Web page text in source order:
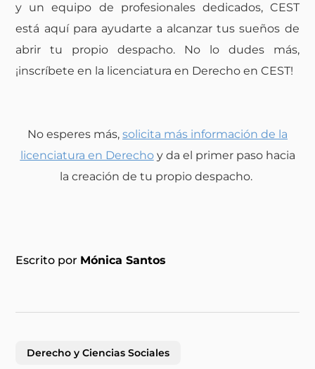
y un equipo de profesionales dedicados, CEST
está aquí para ayudarte a alcanzar tus sueños de
abrir tu propio despacho. No lo dudes más,
¡inscríbete en la licenciatura en Derecho en CEST!
No esperes más, solicita más información de la
licenciatura en Derechoy da el primer paso hacia
la creación de tu propio despacho.
Escrito por Mónica Santos
Derecho y Ciencias Sociales